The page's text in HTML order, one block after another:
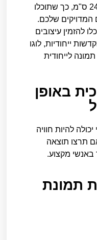
זכוכית בגודל של עד 240/150 ס"מ, כך שתוכלו
שלכם.
להזמין עיצובים
ייחודיות, לוגו
לייחודית
באופן
להיות חוויה
תרצו תוצאה
באנשי מקצוע.
תמונת